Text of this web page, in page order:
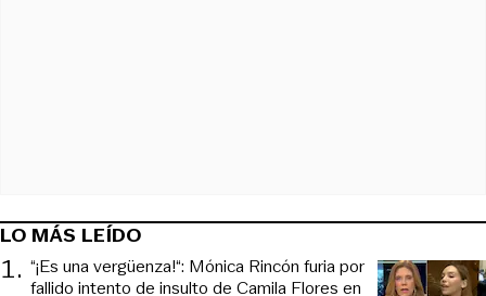
LO MÁS LEÍDO
1. “¡Es una vergüenza!“: Mónica Rincón furia por
fallido intento de insulto de Camila Flores en